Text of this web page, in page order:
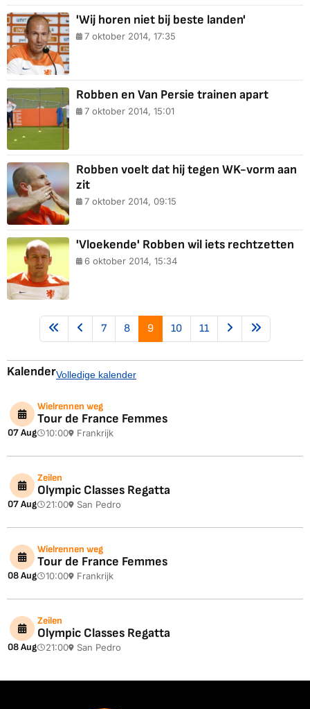
'Wij horen niet bij beste landen'
7 oktober 2014, 17:35
Robben en Van Persie trainen apart
7 oktober 2014, 15:01
Robben voelt dat hij tegen WK-vorm aan
zit
7 oktober 2014, 09:15
'Vloekende' Robben wil iets rechtzetten
6 oktober 2014, 15:34
7 8 9 10 11
KalenderVolledige kalender
07 Aug
Wielrennen weg
Tour de France Femmes
10:00 Frankrijk
07 Aug
Zeilen
Olympic Classes Regatta
21:00 San Pedro
08 Aug
Wielrennen weg
Tour de France Femmes
10:00 Frankrijk
08 Aug
Zeilen
Olympic Classes Regatta
21:00 San Pedro